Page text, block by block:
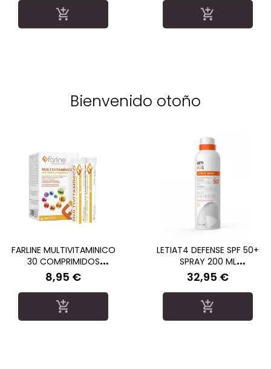


Bienvenido otoño
FARLINE MULTIVITAMINICO
30 COMPRIMIDOS
EFERVESCENTES
Precio
8,95 €

LETIAT4 DEFENSE SPF 50+
SPRAY 200 ML
PROTECCION SOLAR PIEL
ATOPICA CLORO, ARENA
SUDOR
Precio
32,95 €
